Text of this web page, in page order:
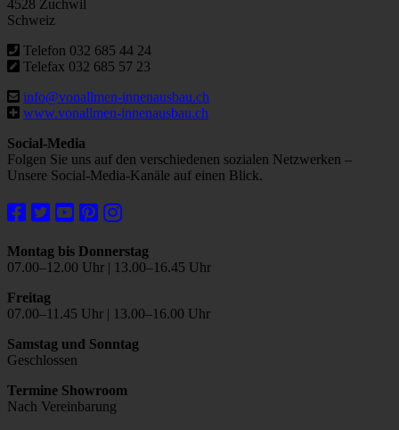
4528 Zuchwil
Schweiz
Telefon 032 685 44 24
Telefax 032 685 57 23
info@vonallmen-innenausbau.ch
www.vonallmen-innenausbau.ch
Social-Media
Folgen Sie uns auf den verschiedenen sozialen Netzwerken –
Unsere Social-Media-Kanäle auf einen Blick.
Montag bis Donnerstag
07.00–12.00 Uhr | 13.00–16.45 Uhr
Freitag
07.00–11.45 Uhr | 13.00–16.00 Uhr
Samstag und Sonntag
Geschlossen
Termine Showroom
Nach Vereinbarung